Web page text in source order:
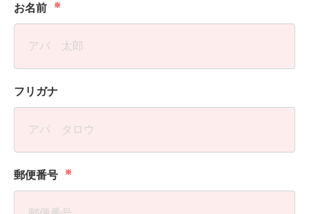
お名前 ※
フリガナ
郵便番号 ※